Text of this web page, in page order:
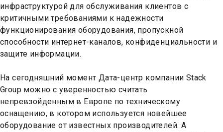
инфраструктурой для обслуживания клиентов с
критичными требованиями к надежности
функционирования оборудования, пропускной
способности интернет-каналов, конфиденциальности и
защите информации.
На сегодняшний момент Дата-центр компании Stack
Group можно с уверенностью считать
непревзойденным в Европе по техническому
оснащению, в котором используется новейшее
оборудование от известных производителей. А